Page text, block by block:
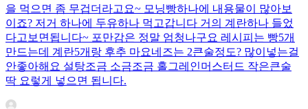
을 먹으면 좀 무겁더라고요~ 모닝빵하나에 내용물이 많아보
이죠? 저거 하나에 두유하나 먹고갑니다 거의 계란하나 들었
다고보면됩니다~ 포만감은 정말 엄청나구요 레시피는 빵5개
만드는데 계란5개랑 후추 마요네즈는 2큰술정도? 많이넣는걸
안좋아해요 설탕조금 소금조금 홀그레인머스터드 작은큰술
딱 요렇게 넣으면 됩니다.